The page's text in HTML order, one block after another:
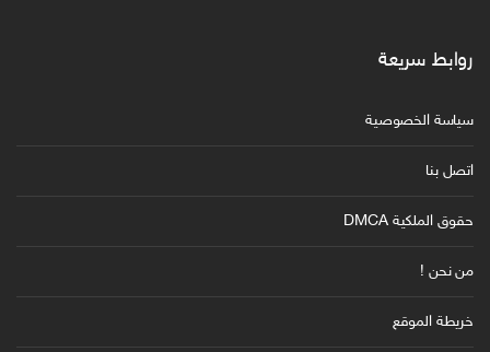
روابط سريعة
سياسة الخصوصية
اتصل بنا
حقوق الملكية DMCA
من نحن !
خريطة الموقع